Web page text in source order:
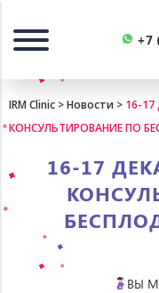
+7
IRM Clinic >Новости > 16-
КОНСУЛЬТИРОВАНИЕ ПО
16-17
ВЫ